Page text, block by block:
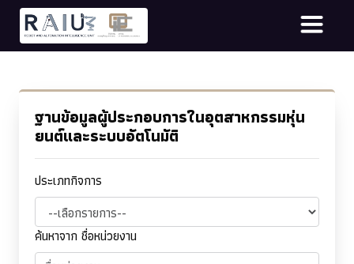
ฐานข้อมูลผู้ประกอบการในอุตสาหกรรมหุ่น
ยนต์และระบบอัตโนมัติ
ประเภทกิจการ
ค้นหาจาก ชื่อหน่วยงาน